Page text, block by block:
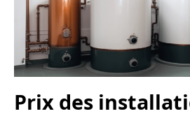
Prix des